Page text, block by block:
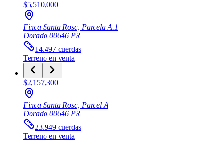
$5,510,000
Finca Santa Rosa, Parcela A.1
Dorado 00646 PR
14.497 cuerdas
Terreno en venta
$2,157,300
Finca Santa Rosa, Parcel A
Dorado 00646 PR
23.949 cuerdas
Terreno en venta